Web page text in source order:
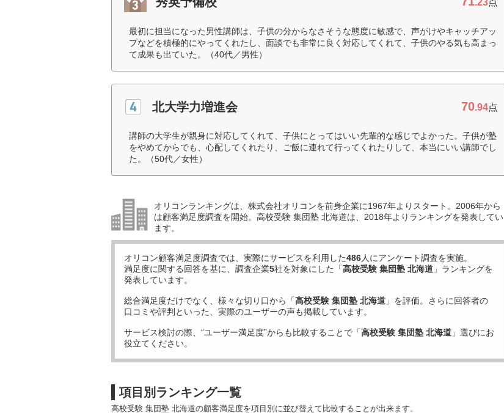
.23点
最初に担当になった男性講師は、子供の分からなさそうな態度に敏感で、声がけやキャッチアッ
プなどを積極的にやってくれたし、面談でも非常に良く対応してくれて、子供のやる気も高まっ
て成果も出ていた。（40代／男性）
北大学力増進会 70.94点
講師の大学生が親身に対応してくれて、子供にとってはいい先輩的な感じでよかった。子供が塾
をやめてからでも、心配してくれたり、ご飯に連れて行ってくれたりして、本当にいい講師でし
た。（50代／女性）
オリコンランキングは、株式会社オリコンを前身企業に1967年よりスタート。2006年から
は顧客満足度調査を開始。高校受験 集団塾 北海道は、2018年よりランキングを発表してい
ます。
オリコン顧客満足度調査では、実際にサービスを利用した486人にアンケート調査を実施。
満足度に関する回答を基に、調査企業5社を対象にした「高校受験 集団塾 北海道 」ランキングを
発表しています。
総合満足度だけでなく、様々な切り口から「高校受験 集団塾 北海道 」を評価。さらに回答者の
口コミや評判といった、実際のユーザーの声も掲載しています。
サービス検討の際、“ユーザー満足度”からも比較することで「高校受験 集団塾 北海道 」選びにお
役立てください。
項目別ランキング一覧
高校受験 集団塾 北海道の顧客満足度を項目別に並び替えて比較することが出来ます。